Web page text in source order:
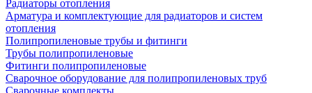
Радиаторы отопления
Арматура и комплектующие для радиаторов и систем
отопления
Полипропиленовые трубы и фитинги
Трубы полипропиленовые
Фитинги полипропиленовые
Сварочное оборудование для полипропиленовых труб
Сварочные комплекты